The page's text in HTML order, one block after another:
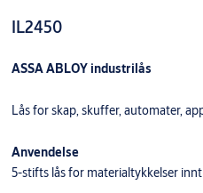
IL2450
ASSA ABLOY industrilås
Lås for skap, skuffer, automater,
Anvendelse
5-stifts lås for materialtykkelser